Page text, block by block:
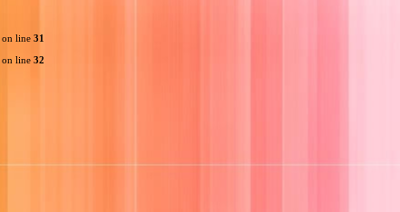
on line 31
on line 32